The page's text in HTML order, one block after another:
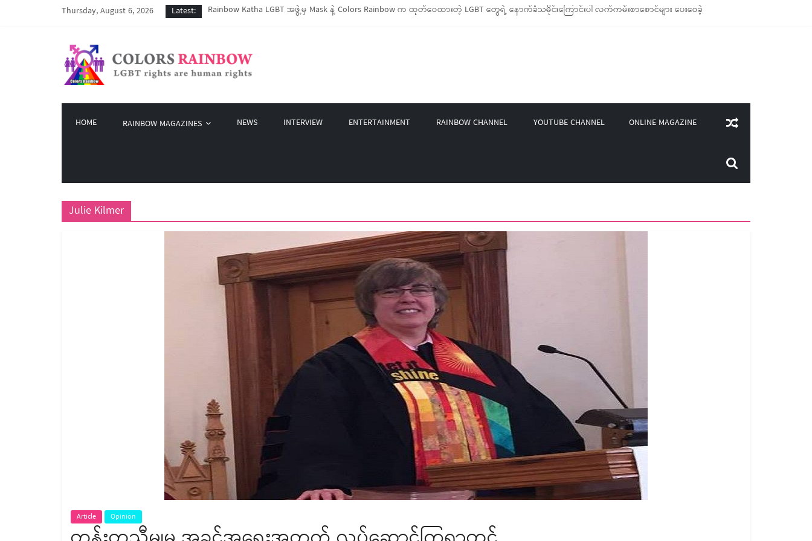
Thursday, August 6, 2026 Latest:
Rainbow Katha LGBT အဖွဲ့မှ Mask နဲ့ Colors Rainbow က ထုတ်ဝေထားတဲ့ LGBT တွေရဲ့ နောက်ခံသမိုင်းကြောင်းပါ လက်ကမ်းစာစောင်များ ပေးဝေခဲ့
COVID-19 ကာလအတွင်း LGBTIQ အိမ်ထောင်စု (၁၀၀၀)ကျော်ကို ကျပ်သိန်းပေါင်း(၄၀၀)ကျော်တန်ဖိုးရှိ မီးဖိုချောင်သုံး ကုန်ပစ္စည်းများ ထောက်ပံ့ခဲ့
Colors Rainbow မှ စက်တင်ဘာလအတွင်း အွန်လိုင်းသင်တန်းနှစ်ခု ဖွင့်လှစ်ပေးနိုင်ခဲ့
HOME RAINBOW MAGAZINES NEWS INTERVIEW ENTERTAINMENT RAINBOW CHANNEL YOUTUBE CHANNEL ONLINE MAGAZINE
Julie Kilmer
Article Opinion